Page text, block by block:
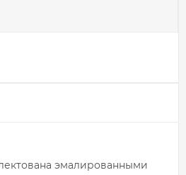
эмалированными